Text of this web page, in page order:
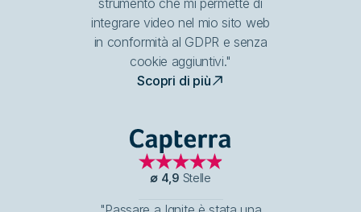
integrare video nel mio sito web
in conformità al GDPR e senza
cookie aggiuntivi."
Scopri di più
Capterra
∅ 4,9 Stelle